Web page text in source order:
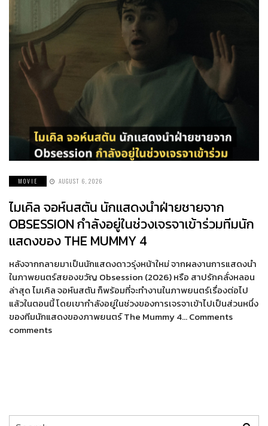
MOVIE AUGUST 6, 2026
ไมเคิล จอห์นสตัน นักแสดงนำฝ่ายชายจาก
OBSESSION กำลังอยู่ในช่วงเจรจาเข้าร่วมทีมนัก
แสดงของ THE MUMMY 4
หลังจากกลายมาเป็นนักแสดงดาวรุ่งหน้าใหม่ จากผลงานการแสดงนำ
ในภาพยนตร์สยองขวัญ Obsession (2026) หรือ สาปรักคลั่งหลอน
ล่าสุด ไมเคิล จอห์นสตัน ก็พร้อมที่จะทำงานในภาพยนตร์เรื่องต่อไป
แล้วในตอนนี้ โดยเขากำลังอยู่ในช่วงของการเจรจาเข้าไปเป็นส่วนหนึ่ง
ของทีมนักแสดงของภาพยนตร์ The Mummy 4… Comments
comments